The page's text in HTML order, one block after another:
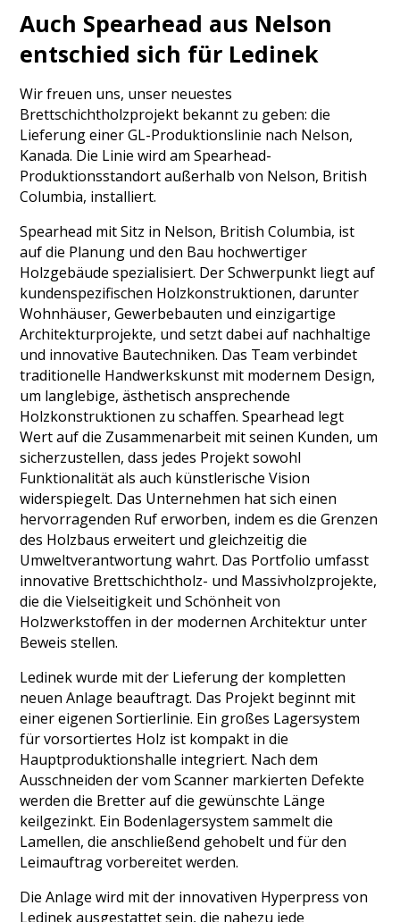
Auch Spearhead aus Nelson
entschied sich für Ledinek
Wir freuen uns, unser neuestes
Brettschichtholzprojekt bekannt zu geben: die
Lieferung einer GL-Produktionslinie nach Nelson,
Kanada. Die Linie wird am Spearhead-
Produktionsstandort außerhalb von Nelson, British
Columbia, installiert.
Spearhead mit Sitz in Nelson, British Columbia, ist
auf die Planung und den Bau hochwertiger
Holzgebäude spezialisiert. Der Schwerpunkt liegt auf
kundenspezifischen Holzkonstruktionen, darunter
Wohnhäuser, Gewerbebauten und einzigartige
Architekturprojekte, und setzt dabei auf nachhaltige
und innovative Bautechniken. Das Team verbindet
traditionelle Handwerkskunst mit modernem Design,
um langlebige, ästhetisch ansprechende
Holzkonstruktionen zu schaffen. Spearhead legt
Wert auf die Zusammenarbeit mit seinen Kunden, um
sicherzustellen, dass jedes Projekt sowohl
Funktionalität als auch künstlerische Vision
widerspiegelt. Das Unternehmen hat sich einen
hervorragenden Ruf erworben, indem es die Grenzen
des Holzbaus erweitert und gleichzeitig die
Umweltverantwortung wahrt. Das Portfolio umfasst
innovative Brettschichtholz- und Massivholzprojekte,
die die Vielseitigkeit und Schönheit von
Holzwerkstoffen in der modernen Architektur unter
Beweis stellen.
Ledinek wurde mit der Lieferung der kompletten
neuen Anlage beauftragt. Das Projekt beginnt mit
einer eigenen Sortierlinie. Ein großes Lagersystem
für vorsortiertes Holz ist kompakt in die
Hauptproduktionshalle integriert. Nach dem
Ausschneiden der vom Scanner markierten Defekte
werden die Bretter auf die gewünschte Länge
keilgezinkt. Ein Bodenlagersystem sammelt die
Lamellen, die anschließend gehobelt und für den
Leimauftrag vorbereitet werden.
Die Anlage wird mit der innovativen Hyperpress von
Ledinek ausgestattet sein, die nahezu jede